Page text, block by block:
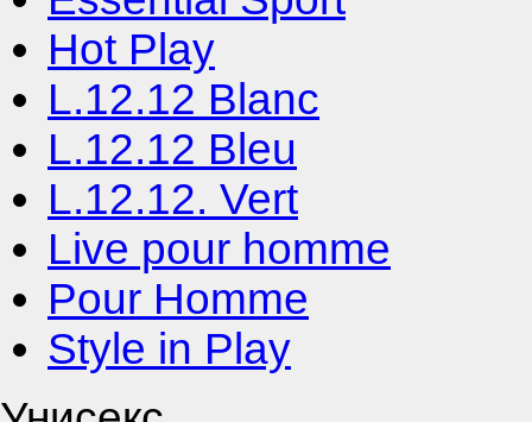
Hot Play
L.12.12 Blanc
L.12.12 Bleu
L.12.12. Vert
Live pour homme
Pour Homme
Style in Play